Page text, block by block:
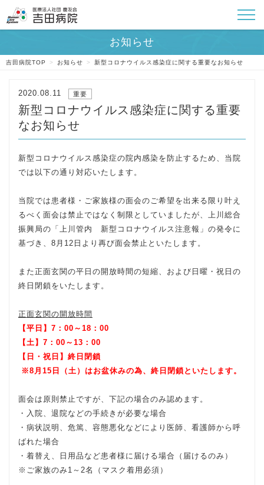
吉田病院TOP > お知らせ > 新型コロナウイルス感染症に関する重要なお知らせ
2020.08.11 重要
新型コロナウイルス感染症に関する重要
なお知らせ
新型コロナウイルス感染症の院内感染を防止するため、当院
では以下の通り対応いたします。
当院では患者様・ご家族様の面会のご希望を出来る限り叶え
るべく面会は禁止ではなく制限としていましたが、上川総合
振興局の「上川管内 新型コロナウイルス注意報」の発令に
基づき、8月12日より再び面会禁止といたします。
また正面玄関の平日の開放時間の短縮、および日曜・祝日の
終日閉鎖をいたします。
正面玄関の開放時間
【平日】7：00～18：00
【土】7：00～13：00
【日・祝日】終日閉鎖
※8月15日（土）はお盆休みの為、終日閉鎖といたします。
面会は原則禁止ですが、下記の場合のみ認めます。
・入院、退院などの手続きが必要な場合
・病状説明、危篤、容態悪化などにより医師、看護師から呼
ばれた場合
・着替え、日用品など患者様に届ける場合（届けるのみ）
※ご家族のみ1～2名（マスク着用必須）